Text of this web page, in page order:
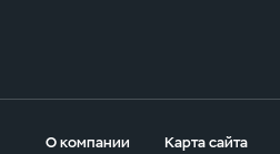
О компании Карта сайта